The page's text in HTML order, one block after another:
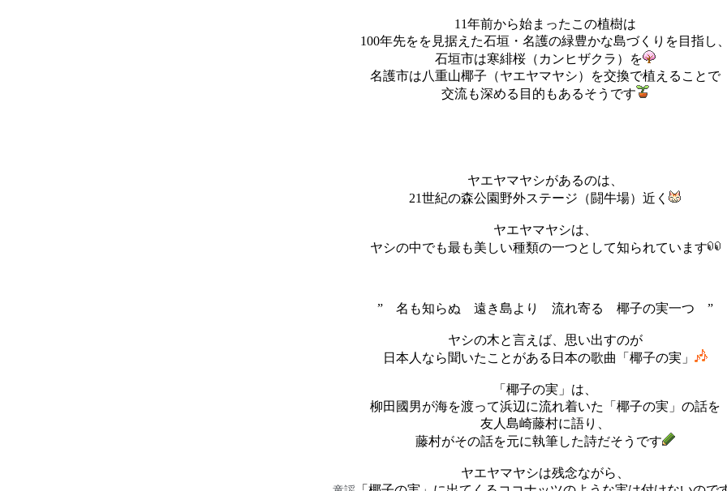
11年前から始まったこの植樹は
100年先をを見据えた石垣・名護の緑豊かな島づくりを目指し
石垣市は寒緋桜（カンヒザクラ）を
名護市は八重山椰子（ヤエヤマヤシ）を交換で植えることで
交流も深める目的もあるそうです
ヤエヤマヤシがあるのは、
21世紀の森公園野外ステージ（闘牛場） 近く
ヤエヤマヤシは、
ヤシの中でも最も美しい種類の一つとして知られています
” 名も知らぬ 遠き島より 流れ寄る 椰子の実一つ ”
ヤシの木と言えば、思い出すのが
日本人なら聞いたことがある日本の歌曲「椰子の実」
「椰子の実」は、
柳田國男が海を渡って浜辺に流れ着いた「椰子の実」の話を
友人 島崎藤村に語り、
藤村がその話を元に執筆した詩だそうです
ヤエヤマヤシは残念ながら、